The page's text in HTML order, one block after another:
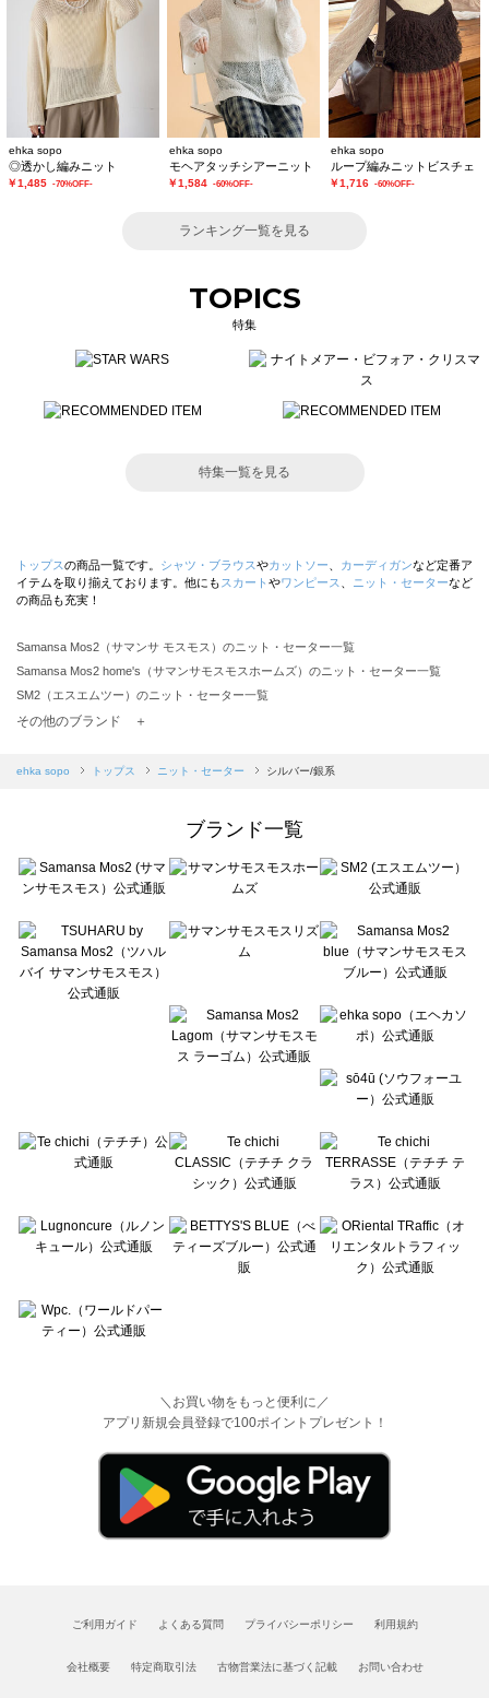
ehka sopo
◎透かし編みニット
￥1,485 -70%OFF-
ehka sopo
モヘアタッチシアーニット
￥1,584 -60%OFF-
ehka sopo
ループ編みニットビスチェ
￥1,716 -60%OFF-
ランキング一覧を見る
TOPICS
特集
特集一覧を見る
トップスの商品一覧です。 シャツ・ブラウスやカットソー カーディガンなど定番ア
イテムを取り揃えております。他にも スカート やワンピース ニット・セーターなど
の商品も充実！
Samansa Mos2（サマンサ モスモス）のニット・セーター一覧
Samansa Mos2 home's（サマンサモスモスホームズ）のニット・セーター一覧
SM2（エスエムツー）のニット・セーター一覧
Samansa Mos2 blue（サマンサモスモス ブルー）のニット・セーター一覧
sō4ū（ソウフォーユー）のニット・セーター一覧
Te chichi（テチチ）のニット・セーター一覧
Te chichi CLASSIC（テチチ クラシック）のニット・セーター一覧
Lugnoncure（ルノンキュール）のニット・セーター一覧
BETTY'S BLUE（べティーズブルー）のニット・セーター一覧
Wpc.（ワールドパーティー）のニット・セーター一覧
その他のブランド ＋
ehka sopo トップス ニット・セーター シルバー/銀系
ブランド一覧
＼お買い物をもっと便利に／
アプリ新規会員登録で100ポイントプレゼント！
ご利用ガイド よくある質問 プライバシーポリシー 利用規約
会社概要 特定商取引法 古物営業法に基づく記載 お問い合わせ